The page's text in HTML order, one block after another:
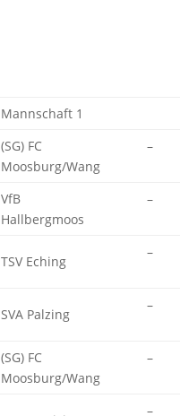
Mannschaft 1
(SG) FC
Moosburg/Wang
–
VfB
Hallbergmoos
–
TSV Eching
–
SVA Palzing
–
(SG) FC
Moosburg/Wang
–
–